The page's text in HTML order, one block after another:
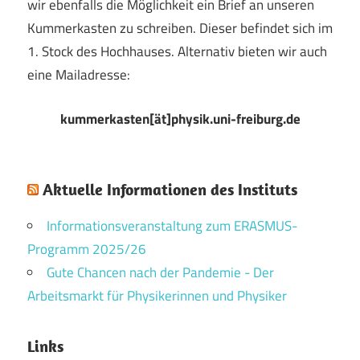
wir ebenfalls die Möglichkeit ein Brief an unseren
Kummerkasten zu schreiben. Dieser befindet sich im
1. Stock des Hochhauses. Alternativ bieten wir auch
eine Mailadresse:
kummerkasten[ät]physik.uni-freiburg.de
Aktuelle Informationen des Instituts
Informationsveranstaltung zum ERASMUS-
Programm 2025/26
Gute Chancen nach der Pandemie - Der
Arbeitsmarkt für Physikerinnen und Physiker
Links